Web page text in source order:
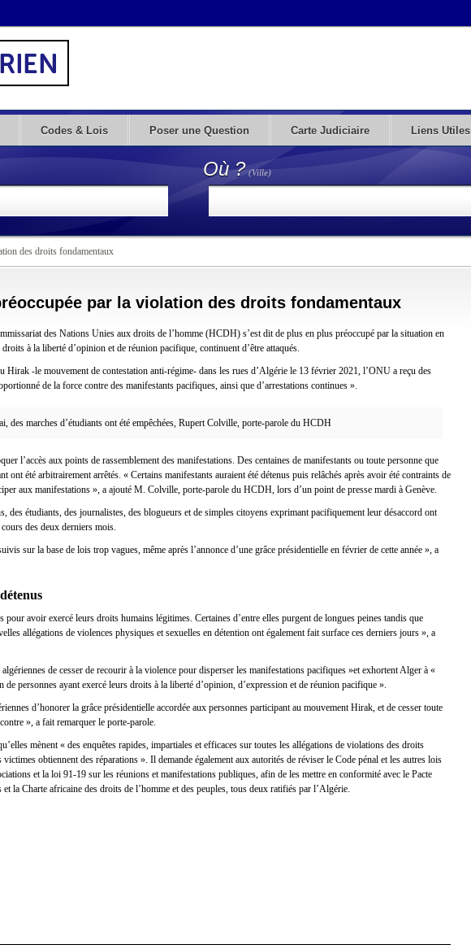
Codes & Lois Poser une Question Carte Judiciaire Liens Utiles
Où ? (Ville)
des droits fondamentaux
par la violation des droits fondamentaux
des Nations Unies aux droits de l’homme (HCDH) s’est dit de plus en plus préoccupé par la situation en
à la liberté d’opinion et de réunion pacifique, continuent d’être attaqués.
Hirak -le mouvement de contestation anti-régime- dans les rues d’Algérie le 13 février 2021, l’ONU a reçu des
de la force contre des manifestants pacifiques, ainsi que d’arrestations continues ».
des marches d’étudiants ont été empêchées, Rupert Colville, porte-parole du HCDH
l’accès aux points de rassemblement des manifestations. Des centaines de manifestants ou toute personne que
ont été arbitrairement arrêtés. « Certains manifestants auraient été détenus puis relâchés après avoir été contraints de
aux manifestations », a ajouté M. Colville, porte-parole du HCDH, lors d’un point de presse mardi à Genève.
des étudiants, des journalistes, des blogueurs et de simples citoyens exprimant pacifiquement leur désaccord ont
des deux derniers mois.
sur la base de lois trop vagues, même après l’annonce d’une grâce présidentielle en février de cette année », a
avoir exercé leurs droits humains légitimes. Certaines d’entre elles purgent de longues peines tandis que
allégations de violences physiques et sexuelles en détention ont également fait surface ces derniers jours », a
de cesser de recourir à la violence pour disperser les manifestations pacifiques »et exhortent Alger à «
personnes ayant exercé leurs droits à la liberté d’opinion, d’expression et de réunion pacifique ».
d’honorer la grâce présidentielle accordée aux personnes participant au mouvement Hirak, et de cesser toute
», a fait remarquer le porte-parole.
mènent « des enquêtes rapides, impartiales et efficaces sur toutes les allégations de violations des droits
obtiennent des réparations ». Il demande également aux autorités de réviser le Code pénal et les autres lois
et la loi 91-19 sur les réunions et manifestations publiques, afin de les mettre en conformité avec le Pacte
la Charte africaine des droits de l’homme et des peuples, tous deux ratifiés par l’Algérie.